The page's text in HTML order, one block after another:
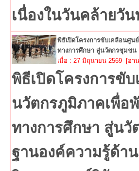
เนื่องในวันคล้ายวั
พิธีเปิดโครงการขับเคลือนศู
ทางการศึกษา สู่นวัตกรชุมชน
เมื่อ : 27 มิถุนายน 2569 [อ่า
พิธีเปิดโครงการขั
นวัตกรภูมิภาคเพื่อ
ทางการศึกษา สู่น
ฐานองค์ความรู้ด้า